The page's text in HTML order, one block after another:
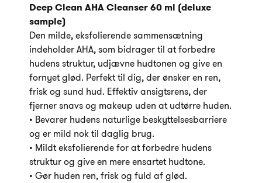
Deep Clean AHA Cleanser 60 ml (deluxe
sample)
Den milde, eksfolierende sammensætning
indeholder AHA, som bidrager til at forbedre
hudens struktur, udjævne hudtonen og give en
fornyet glød. Perfekt til dig, der ønsker en ren,
frisk og sund hud. Effektiv ansigtsrens, der
fjerner snavs og makeup uden at udtørre huden.
• Bevarer hudens naturlige beskyttelsesbarriere
og er mild nok til daglig brug.
• Mildt eksfolierende for at forbedre hudens
struktur og give en mere ensartet hudtone.
• Gør huden ren, frisk og fuld af glød.